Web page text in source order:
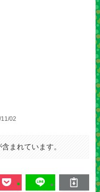
02
まれています。